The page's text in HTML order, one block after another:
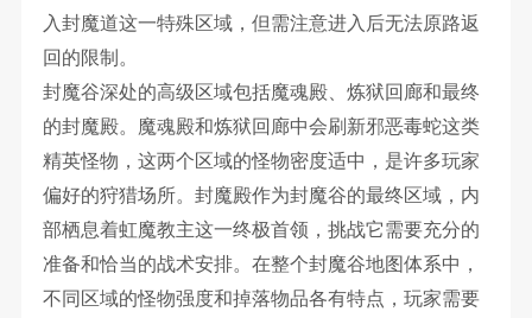
入封魔道这一特殊区域，但需注意进入后无法原路返
回的限制。
封魔谷深处的高级区域包括魔魂殿、炼狱回廊和最终
的封魔殿。魔魂殿和炼狱回廊中会刷新邪恶毒蛇这类
精英怪物，这两个区域的怪物密度适中，是许多玩家
偏好的狩猎场所。封魔殿作为封魔谷的最终区域，内
部栖息着虹魔教主这一终极首领，挑战它需要充分的
准备和恰当的战术安排。在整个封魔谷地图体系中，
不同区域的怪物强度和掉落物品各有特点，玩家需要